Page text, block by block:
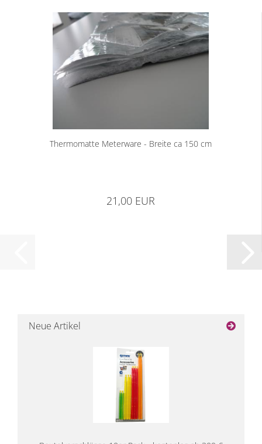
Thermomatte Meterware - Breite ca 150 cm
21,00 EUR
Neue Artikel